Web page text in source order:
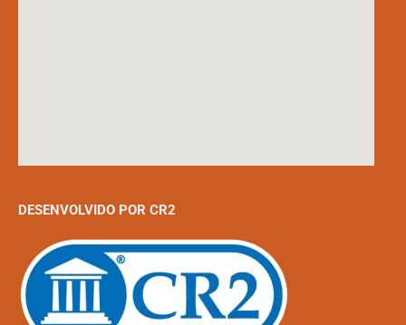
DESENVOLVIDO POR CR2